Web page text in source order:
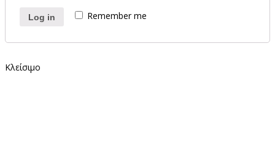
Remember me
Log in
Κλείσιμο